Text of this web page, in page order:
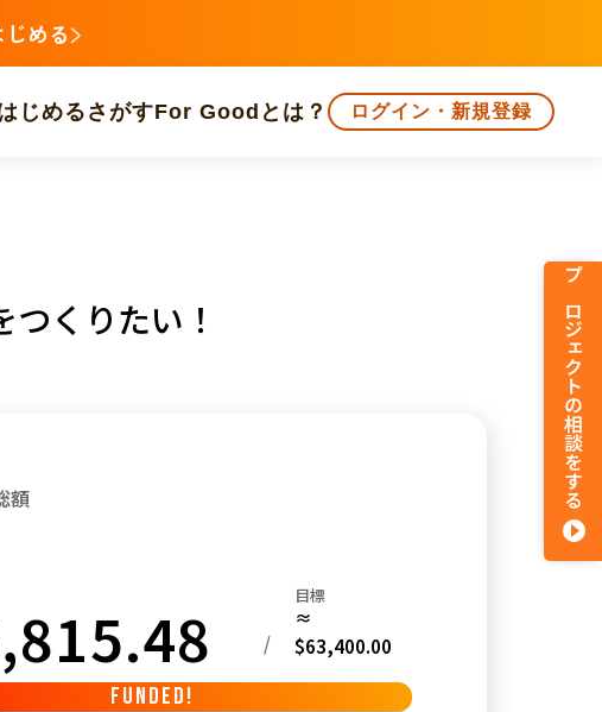
める
じめる さがすFor Goodとは？ ログイン・新規登録
縄
くりたい！
額
/
目標
≈
$63,400.00
FUNDED!
プロジェクトの相談をする